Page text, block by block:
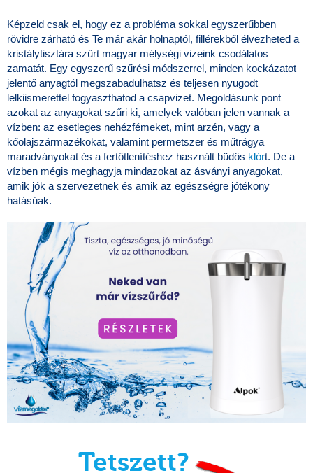
Képzeld csak el, hogy ez a probléma sokkal egyszerűbben
rövidre zárható és Te már akár holnaptól, fillérekből élvezheted a
kristálytisztára szűrt magyar mélységi vizeink csodálatos
zamatát. Egy egyszerű szűrési módszerrel, minden kockázatot
jelentő anyagtól megszabadulhatsz és teljesen nyugodt
lelkiismerettel fogyaszthatod a csapvizet. Megoldásunk pont
azokat az anyagokat szűri ki, amelyek valóban jelen vannak a
vízben: az esetleges nehézfémeket, mint arzén, vagy a
kőolajszármazékokat, valamint permetszer és műtrágya
maradványokat és a fertőtlenítéshez használt büdös klórt. De a
vízben mégis meghagyja mindazokat az ásványi anyagokat,
amik jók a szervezetnek és amik az egészségre jótékony
hatásúak.
Tetszett?